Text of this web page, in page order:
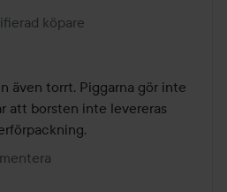
köpare
även torrt. Piggarna gör inte
att borsten inte levereras